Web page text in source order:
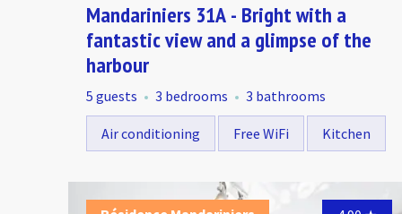
Mandariniers 31A - Bright with a
fantastic view and a glimpse of the
harbour
5 guests 3 bedrooms 3 bathrooms
Air conditioning Free WiFi Kitchen